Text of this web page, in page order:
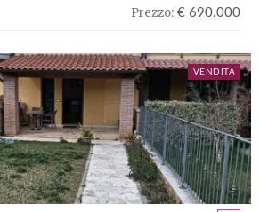
Prezzo: € 690.000
VENDITA